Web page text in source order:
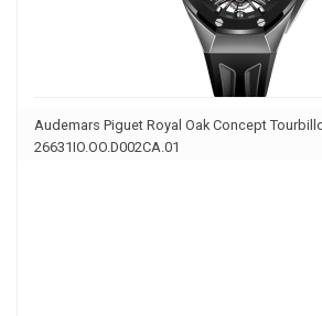
Audemars Piguet Royal Oak Concept
26631IO.OO.D002CA.01